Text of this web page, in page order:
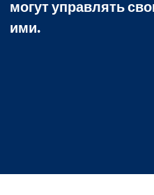
могут управлять
ими.